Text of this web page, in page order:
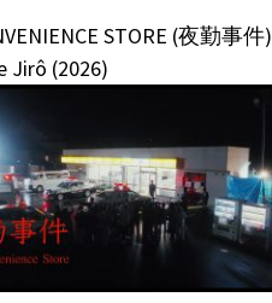
STORE (夜勤事件)
Jirô (2026)